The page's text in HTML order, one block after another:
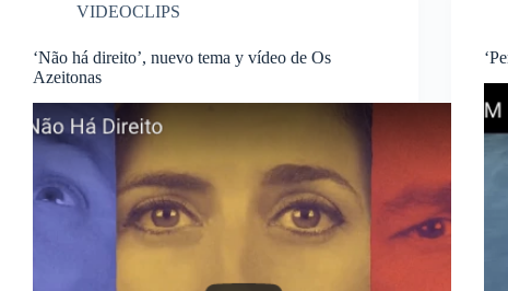
VIDEOCLIPS
‘Não há direito’, nuevo tema y vídeo de Os
Azeitonas